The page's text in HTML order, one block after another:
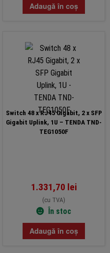
Adaugă în coș
Switch 48 x RJ45 Gigabit, 2 x SFP
Gigabit Uplink, 1U – TENDA TND-
TEG1050F
1.331,70 lei
(cu TVA)
În stoc
Adaugă în coș